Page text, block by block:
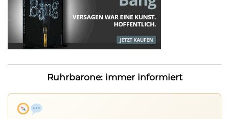
Ruhrbarone: immer informiert